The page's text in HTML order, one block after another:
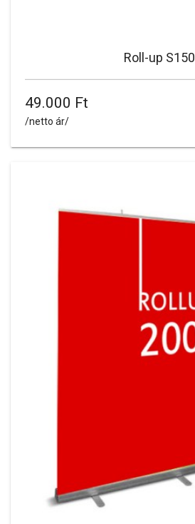
Roll-up S150
49.000 Ft
/netto ár/